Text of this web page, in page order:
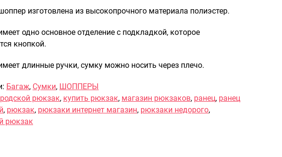
Рюкзаки подростковые
Ранцы школьные
Рюкзаки туристические
Рюкзаки на колесах
изготовлена из высокопрочного материала полиэстер.
одно основное отделение с подкладкой, которое
кнопкой.
длинные ручки, сумку можно носить через плечо.
Багаж, Сумки, ШОППЕРЫ
рюкзак, купить рюкзак, магазин рюкзаков, ранец, ранец
, рюкзак, рюкзаки интернет магазин, рюкзаки недорого,
рюкзак